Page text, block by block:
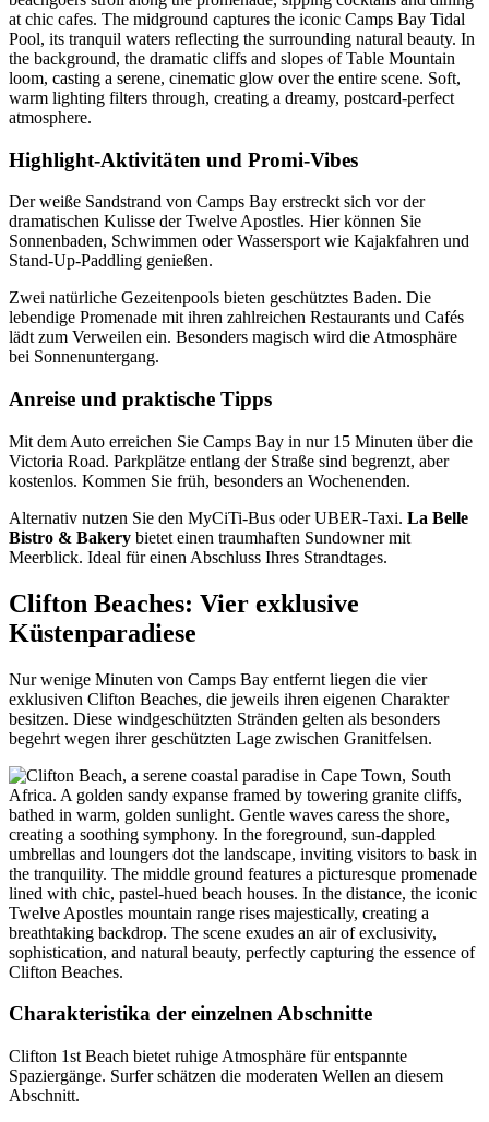
Highlight-Aktivitäten und Promi-Vibes
Der weiße Sandstrand von Camps Bay erstreckt sich vor der
dramatischen Kulisse der Twelve Apostles. Hier können Sie
Sonnenbaden, Schwimmen oder Wassersport wie Kajakfahren und
Stand-Up-Paddling genießen.
Zwei natürliche Gezeitenpools bieten geschütztes Baden. Die
lebendige Promenade mit ihren zahlreichen Restaurants und Cafés
lädt zum Verweilen ein. Besonders magisch wird die Atmosphäre
bei Sonnenuntergang.
Anreise und praktische Tipps
Mit dem Auto erreichen Sie Camps Bay in nur 15 Minuten über die
Victoria Road. Parkplätze entlang der Straße sind begrenzt, aber
kostenlos. Kommen Sie früh, besonders an Wochenenden.
Alternativ nutzen Sie den MyCiTi-Bus oder UBER-Taxi. La Belle
Bistro & Bakery bietet einen traumhaften Sundowner mit
Meerblick. Ideal für einen Abschluss Ihres Strandtages.
Clifton Beaches: Vier exklusive
Küstenparadiese
Nur wenige Minuten von Camps Bay entfernt liegen die vier
exklusiven Clifton Beaches, die jeweils ihren eigenen Charakter
besitzen. Diese windgeschützten Stränden gelten als besonders
begehrt wegen ihrer geschützten Lage zwischen Granitfelsen.
Charakteristika der einzelnen Abschnitte
Clifton 1st Beach bietet ruhige Atmosphäre für entspannte
Spaziergänge. Surfer schätzen die moderaten Wellen an diesem
Abschnitt.